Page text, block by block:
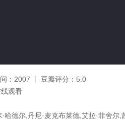
： 2007 豆瓣评分： 5.0
观看
哈德尔,丹尼·麦克布莱德,艾拉·菲舍尔